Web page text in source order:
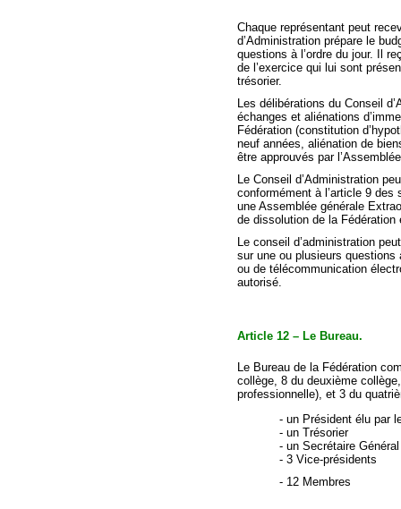
Chaque représentant peut
d’Administration prépare le
questions à l’ordre du jour. Il
de l’exercice qui lui sont
trésorier.
Les délibérations du Conseil
échanges et aliénations
Fédération (constitution
neuf années, aliénation de
être approuvés par
Le Conseil d’Administration
conformément à l’article 9
une Assemblée générale
de dissolution de la
Le conseil d’administration
sur une ou plusieurs
ou de télécommunication
autorisé.
Article 12 – Le Bureau.
Le Bureau de la Fédération
collège, 8 du deuxième
professionnelle), et 3 du
- un Président élu par
- un Trésorier
- un Secrétaire Général
- 3 Vice-présidents
- 12